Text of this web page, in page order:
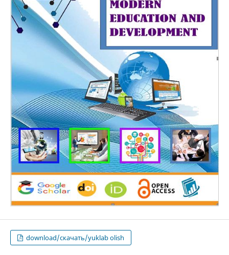
download/скачать/yuklab olish